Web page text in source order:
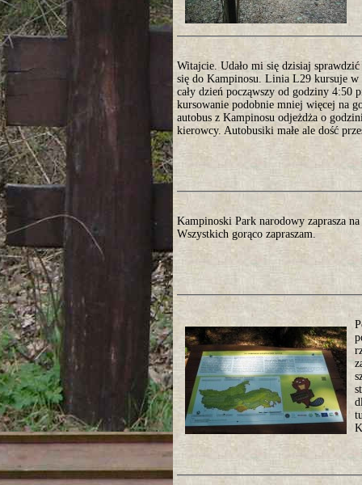
Witajcie. Udało mi się dzisiaj
się do Kampinosu. Linia L29 kursuje w
cały dzień począwszy od godziny 4:50
kursowanie podobnie mniej więcej na
autobus z Kampinosu odjeżdża o
kierowcy. Autobusiki małe ale dość
Kampinoski Park narodowy zaprasza
Wszystkich gorąco zapraszam.